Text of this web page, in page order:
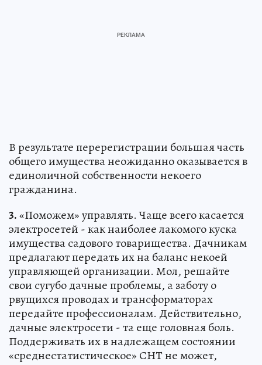
В результате перерегистрации большая часть
общего имущества неожиданно оказывается в
единоличной собственности некоего
гражданина.
3.«Поможем» управлять. Чаще всего касается
электросетей - как наиболее лакомого куска
имущества садового товарищества. Дачникам
предлагают передать их на баланс некоей
управляющей организации. Мол, решайте
свои сугубо дачные проблемы, а заботу о
рвущихся проводах и трансформаторах
передайте профессионалам. Действительно,
дачные электросети - та еще головная боль.
Поддерживать их в надлежащем состоянии
«среднестатистическое» СНТ не может,